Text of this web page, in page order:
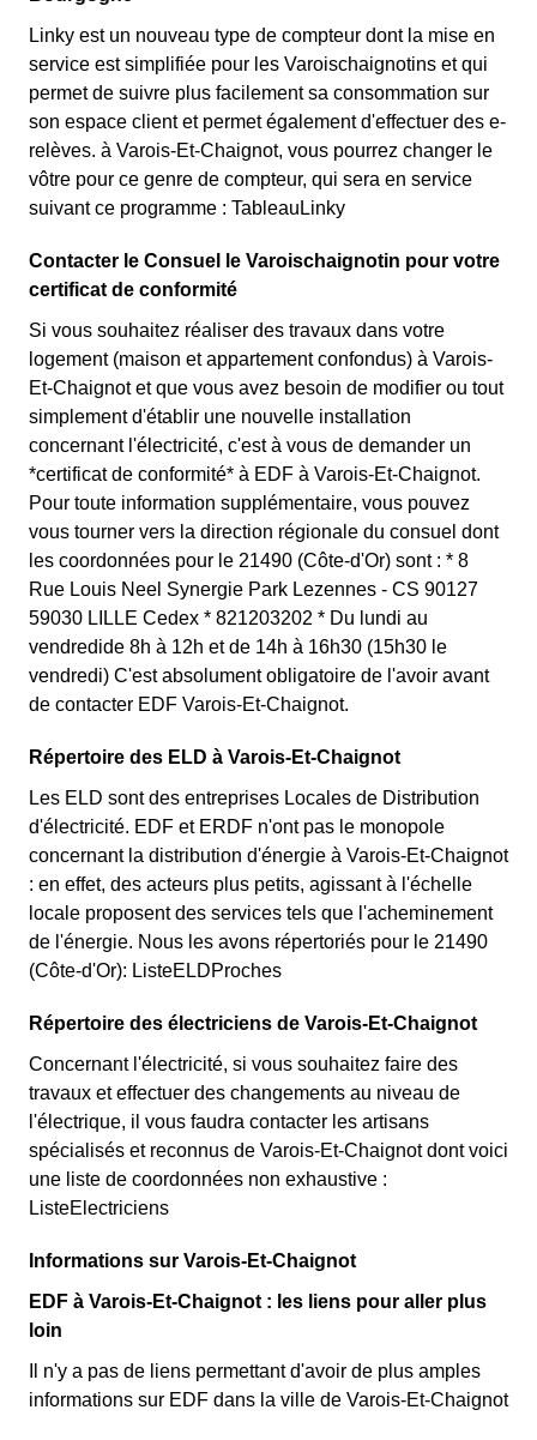
Linky est un nouveau type de compteur dont la mise en
service est simplifiée pour les Varoischaignotins et qui
permet de suivre plus facilement sa consommation sur
son espace client et permet également d'effectuer des e-
relèves. à Varois-Et-Chaignot, vous pourrez changer le
vôtre pour ce genre de compteur, qui sera en service
suivant ce programme : TableauLinky
Contacter le Consuel le Varoischaignotin pour votre
certificat de conformité
Si vous souhaitez réaliser des travaux dans votre
logement (maison et appartement confondus) à Varois-
Et-Chaignot et que vous avez besoin de modifier ou tout
simplement d'établir une nouvelle installation
concernant l'électricité, c'est à vous de demander un
*certificat de conformité* à EDF à Varois-Et-Chaignot.
Pour toute information supplémentaire, vous pouvez
vous tourner vers la direction régionale du consuel dont
les coordonnées pour le 21490 (Côte-d'Or) sont : * 8
Rue Louis Neel Synergie Park Lezennes - CS 90127
59030 LILLE Cedex * 821203202 * Du lundi au
vendredide 8h à 12h et de 14h à 16h30 (15h30 le
vendredi) C'est absolument obligatoire de l'avoir avant
de contacter EDF Varois-Et-Chaignot.
Répertoire des ELD à Varois-Et-Chaignot
Les ELD sont des entreprises Locales de Distribution
d'électricité. EDF et ERDF n'ont pas le monopole
concernant la distribution d'énergie à Varois-Et-Chaignot
: en effet, des acteurs plus petits, agissant à l'échelle
locale proposent des services tels que l'acheminement
de l'énergie. Nous les avons répertoriés pour le 21490
(Côte-d'Or): ListeELDProches
Répertoire des électriciens de Varois-Et-Chaignot
Concernant l'électricité, si vous souhaitez faire des
travaux et effectuer des changements au niveau de
l'électrique, il vous faudra contacter les artisans
spécialisés et reconnus de Varois-Et-Chaignot dont voici
une liste de coordonnées non exhaustive :
ListeElectriciens
Informations sur Varois-Et-Chaignot
EDF à Varois-Et-Chaignot : les liens pour aller plus
loin
Il n'y a pas de liens permettant d'avoir de plus amples
informations sur EDF dans la ville de Varois-Et-Chaignot